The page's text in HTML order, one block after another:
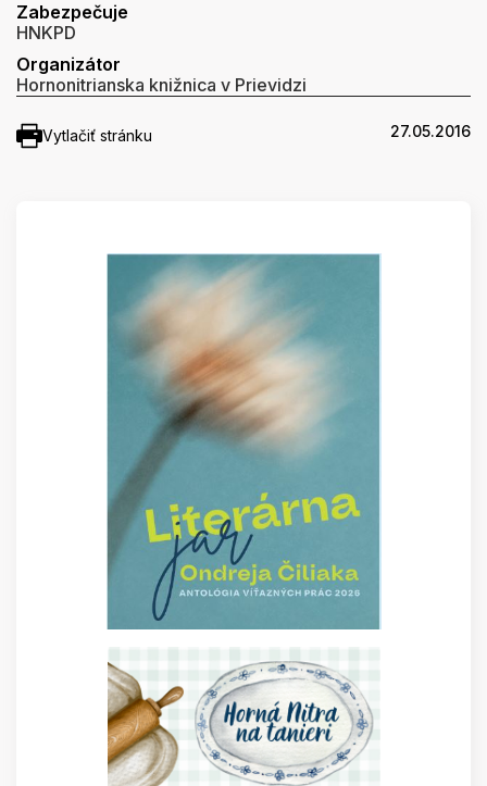
Zabezpečuje
HNKPD
Organizátor
Hornonitrianska knižnica v Prievidzi
Vytlačiť stránku 27.05.2016